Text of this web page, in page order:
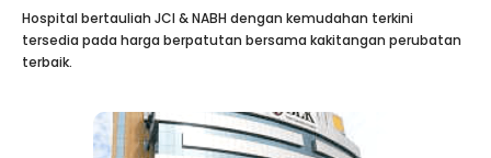
Hospital bertauliah JCI & NABH dengan kemudahan terkini
tersedia pada harga berpatutan bersama kakitangan perubatan
terbaik.